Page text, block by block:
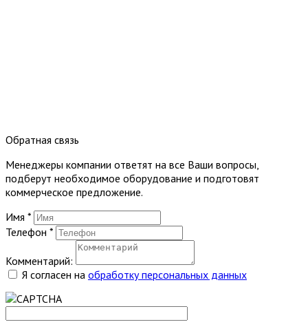
Обратная связь
Менеджеры компании ответят на все Ваши вопросы,
подберут необходимое оборудование и подготовят
коммерческое предложение.
Имя *
Телефон *
Комментарий:
Я согласен на обработку персональных данных